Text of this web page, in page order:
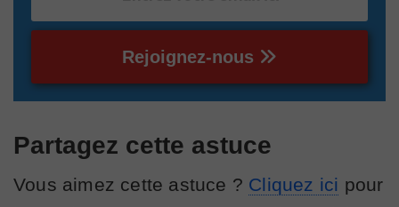
Rejoignez-nous
Partagez cette astuce
Vous aimez cette astuce ? Cliquez ici pour